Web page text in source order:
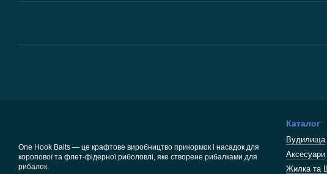
One Hook Baits — це крафтове виробництво прикормок і насадок для
коропової та флет-фідерної риболовлі, яке створене рибалками для
рибалок.
Каталог
Вудилища
Аксесуари
Жилка та